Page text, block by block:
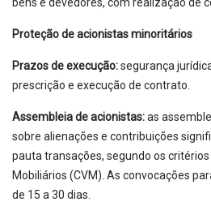
Proteção de acionistas minoritários
Prazos de execução:segurança
prescrição e execução de contrato.
Assembleia de acionistas:as
sobre alienações e contribuições
pauta transações, segundo os
Mobiliários (CVM). As convocações
de 15 a 30 dias.